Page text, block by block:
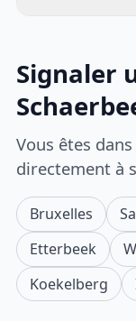
Signaler
Vous êtes
directement à
Bruxelles
Etterbeek
Koekelberg